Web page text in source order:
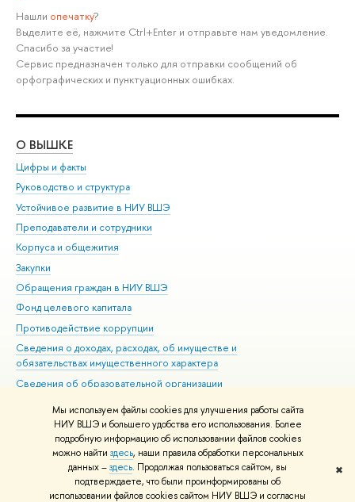
Мы используем файлы cookies для улучшения работы сайта
НИУ ВШЭ и большего удобства его использования. Более
подробную информацию об использовании файлов cookies
можно найти здесь, наши правила обработки персональных
данных –здесь. Продолжая пользоваться сайтом, вы
подтверждаете, что были проинформированы об
использовании файлов cookies сайтом НИУ ВШЭ и согласны
✖
Нашли опечатку?
Выделите её, нажмите Ctrl+Enter и отправьте нам уведомление.
Спасибо за участие!
Сервис предназначен только для отправки сообщений об
орфографических и пунктуационных ошибках.
О ВЫШКЕ
Цифры и факты
Руководство и структура
Устойчивое развитие в НИУ ВШЭ
Преподаватели и сотрудники
Корпуса и общежития
Закупки
Обращения граждан в НИУ ВШЭ
Фонд целевого капитала
Противодействие коррупции
Сведения о доходах, расходах, об имуществе и
обязательствах имущественного характера
Сведения об образовательной организации
Людям с ограниченными возможностями здоровья
Единая платежная страница
Работа в Вышке
© НИУ ВШЭ 1993–2026 Адреса и контакты Условия использования